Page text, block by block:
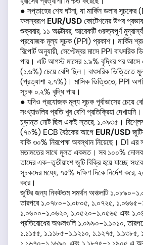
● সপ্তাহের শেষ ঘটনা, যা মার্কিন ডলার
ফলস্বরূপ EUR/USDকোটেশনের উপর
শুক্রবার, ১১ অক্টোবর, আরেকটি গুরুত্বপূর্ণ
প্রযোজক মূল্য সূচক (PPI) প্রকাশ। মার্কিন
রিপোর্ট অনুযায়ী, সেপ্টেম্বর মাসে PPI বাৎসরিক
পায়। এটি আগস্ট মাসের ১.৯% বৃদ্ধির পর আসে
(১.৬%) চেয়ে বেশি ছিল। বাৎসরিক ভিত্তিতে
(প্রত্যাশা ২.৭%)। মাসিক ভিত্তিতে, PPI
সূচক ০.২% বৃদ্ধি পায়।
● যদিও প্রযোজক মূল্য সূচক পূর্বাভাসের চেয়ে
সংখ্যাগুলির প্রতি খুব বেশি প্রতিক্রিয়া
চূড়ান্ত নোট ছিল একই স্তরে, ১.০৯৩৫।
(৭০%) ECB বৈঠকের আগে EUR/USD
বাকি ৩০% নিরপেক্ষ অবস্থান নিয়েছে। D1 এর
মতামতের সাথে মূলত একমত। সব ১০০% দোলক
তাদের এক-তৃতীয়াংশ জুটি বিক্রি হয়ে যাচ্ছে
সূচকদের মধ্যে, ৭৫% দক্ষিণ দিকে নির্দেশ করে,
করে।
জুটির জন্য নিকটতম সমর্থন অঞ্চলটি ১.০৮৯০-
তারপরে ১.০৭৮০-১.০৮০৫, ১.০৭২৫,
১.০৬০০-১.০৬২০, ১.০৫২০-১.০৫৬৫ এবং
প্রতিরোধের অঞ্চলগুলি ১.০৯৯০-১.১০১০,
১.১১৫৫, ১.১১৮৫-১.১২১০, ১.১২৭৫,